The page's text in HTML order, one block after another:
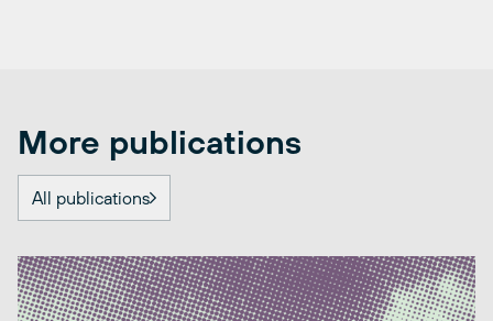
More publications
All publications